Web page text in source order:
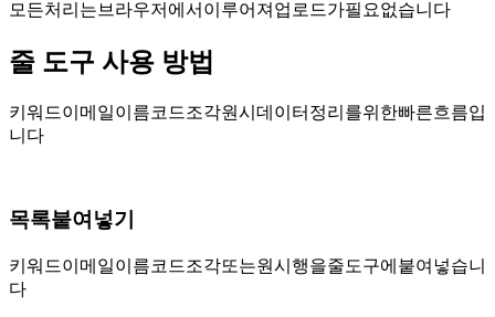
모든 처리는 브라우저에서 이루어져 업로드가 필요 없습니다.
줄 도구 사용 방법
키워드, URL, 이메일, 이름, 코드 조각, 원시 데이터 정리를 위한 빠른 흐름입
니다.
목록 붙여넣기
키워드, URL, 이메일, 이름, 코드 조각 또는 원시 행을 줄 도구에 붙여넣습니
다.